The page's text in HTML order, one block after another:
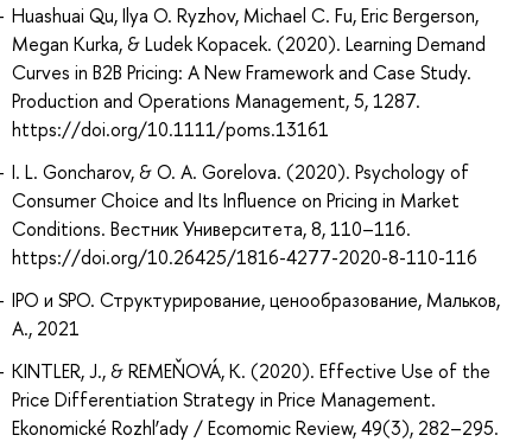
Huashuai Qu, Ilya O. Ryzhov, Michael C. Fu, Eric Bergerson,
Megan Kurka, & Ludek Kopacek. (2020). Learning Demand
Curves in B2B Pricing: A New Framework and Case Study.
Production and Operations Management, 5, 1287.
https://doi.org/10.1111/poms.13161
I. L. Goncharov, & O. A. Gorelova. (2020). Psychology of
Consumer Choice and Its Influence on Pricing in Market
Conditions. Вестник Университета, 8, 110–116.
https://doi.org/10.26425/1816-4277-2020-8-110-116
IPO и SPO. Структурирование, ценообразование, Мальков,
А., 2021
KINTLER, J., & REMEŇOVÁ, K. (2020). Effective Use of the
Price Differentiation Strategy in Price Management.
Ekonomické Rozhl’ady / Ecomomic Review, 49(3), 282–295.